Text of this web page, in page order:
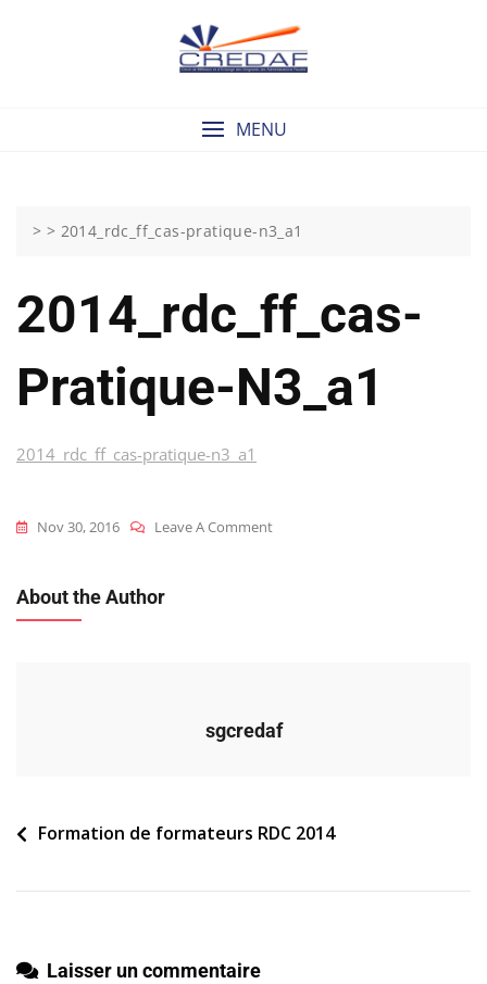
MENU
> > 2014_rdc_ff_cas-pratique-n3_a1
2014_rdc_ff_cas-
Pratique-N3_a1
2014_rdc_ff_cas-pratique-n3_a1
Nov 30, 2016 Leave A CommentOn
About the Author
sgcredaf
Navigation
l’article
Formation de formateurs RDC 2014
Laisser un commentaire